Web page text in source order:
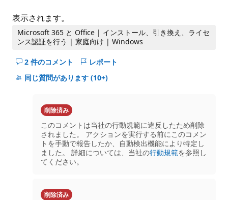
表示されます。
Microsoft 365 と Office | インストール、引き換え、ライセ
ンス認証を行う | 家庭向け | Windows
2 件のコメント
こ
の
コ
ン
ト
を
非
に
レポート
同じ質問があります (10+)
削除済み
このコメントは当社の行動規範に違反したため削除
されました。 アクションを実行する前にこのコメン
トを手動で報告したか、自動検出機能により特定し
ました。 詳細については、当社の行動規範を参照し
てください。
削除済み